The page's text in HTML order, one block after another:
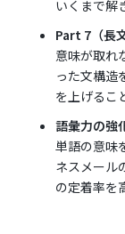
いくまで解
Part 7（長
意味が取れ
った文構造
を上げるこ
語彙力の強
単語の意味
ネスメール
の定着率を